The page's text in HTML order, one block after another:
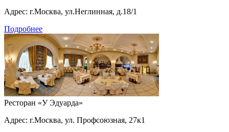
Адрес: г.Москва, ул.Неглинная, д.18/1
Подробнее
Ресторан «У Эдуарда»
Адрес: г.Москва, ул. Профсоюзная, 27к1